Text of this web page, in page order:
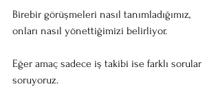
Birebir görüşmeleri nasıl tanımladığımız,
onları nasıl yönettiğimizi belirliyor.
Eğer amaç sadece iş takibi ise farklı sorular
soruyoruz.